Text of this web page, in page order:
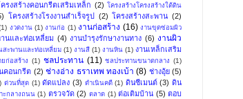
รงสร้างคอนกรีตเสริมเหล็ก (2) โครงสร้างโครงสร้างใต้ดิน
โครงสร้างโรงงานสำเร็จรูป (2) โครงสร้างสะพาน (2)
งวดงาน (1) งานก่อ (1) งานก่อสร้าง (16) งานขุดซ่อมผิว
นและท่อเหลี่ยม (4) งานบำรุงรักษางานทาง (6) งานผิว
สะพานและท่อเหลี่ยม (1) งานสี (1) งานหิน (1) งานเหล็กเสริม
ก่อสร้าง (1) ชลประทาน (11) ชลประทานขนาดกลาง (1)
คอนกรีต (2) ช่างอ่าง ธราเทพ ทองเบ้า (8) ช่างอุ้ย (5)
ด่วนที่สุด (1) ดัดแปลง (3) ดำเนินคดี (1) ดินซีเมนต์ (3) ดิน
ะกลางถนน (1) ตรวจวัด (2) ตลาด (1) ต่อเติมบ้าน (5) ตอบ